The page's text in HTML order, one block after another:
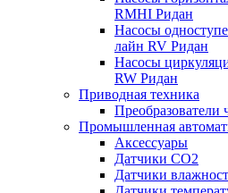
RMHI Ридан
Насосы
лайн RV Ридан
Насосы
RW Ридан
Приводная техника
Преобразователи
Промышленная
Аксессуары
Датчики CO2
Датчики